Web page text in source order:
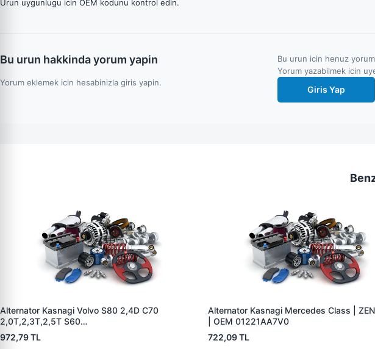
Urun uygunlugu icin OEM kodunu kontrol edin.
Bu urun hakkinda yorum yapin
Yorum eklemek icin hesabinizla giris yapin.
Bu urun icin henuz
Yorum yazabilmek icin
Giris Yap
Alternator Kasnagi Volvo S80 2,4D C70
2,0T,2,3T,2,5T S60
2,0T,2,3T,2,3TS,2,4,2,4T,2,4D S70 2,0,2,3,2, |
ZEN 5426 | OEM BOSCH F 00M 991 061-
972,79 TL
Alternator Kasnagi Mercedes Class |
| OEM 01221AA7V0
722,09 TL